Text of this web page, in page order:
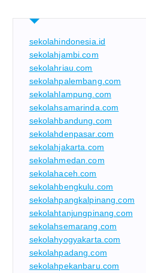
sekolahindonesia.id
sekolahjambi.com
sekolahriau.com
sekolahpalembang.com
sekolahlampung.com
sekolahsamarinda.com
sekolahbandung.com
sekolahdenpasar.com
sekolahjakarta.com
sekolahmedan.com
sekolahaceh.com
sekolahbengkulu.com
sekolahpangkalpinang.com
sekolahtanjungpinang.com
sekolahsemarang.com
sekolahyogyakarta.com
sekolahpadang.com
sekolahpekanbaru.com